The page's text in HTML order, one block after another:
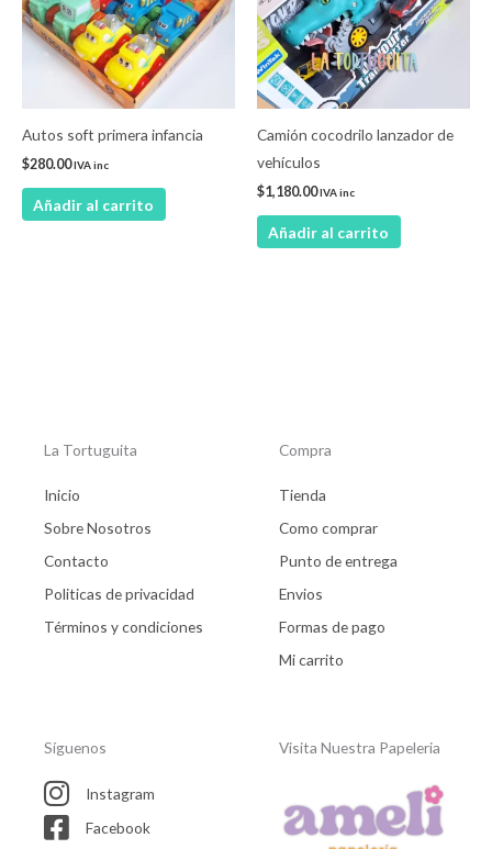
Autos soft primera infancia
$280.00IVA inc
Añadir al carrito
Camión cocodrilo lanzador de
vehículos
$1,180.00IVA inc
Añadir al carrito
La Tortuguita
Inicio
Sobre Nosotros
Contacto
Politicas de privacidad
Términos y condiciones
Compra
Tienda
Como comprar
Punto de entrega
Envios
Formas de pago
Mi carrito
Síguenos
Instagram
Facebook
Visita Nuestra Papeleria